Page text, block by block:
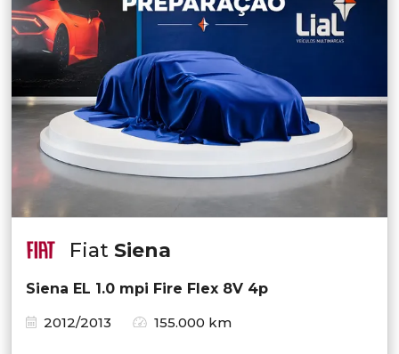
Fiat Siena
Siena EL 1.0 mpi Fire Flex 8V 4p
2012/2013
155.000 km